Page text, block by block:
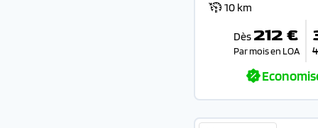
10 km
Dès 212 €
Par mois en LOA